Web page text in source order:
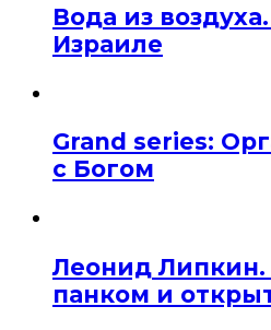
Вода из
Израиле
Grand series:
с Богом
Леонид Липкин.
панком и